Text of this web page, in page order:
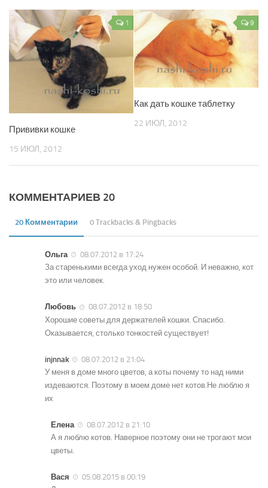
1
Прививки кошке
15 ИЮЛ, 2012
9
Как дать кошке таблетку
22 ИЮЛ, 2012
КОММЕНТАРИЕВ 20
20 Комментарии 0 Trackbacks & Pingbacks
Ольга
08.07.2012 в 17:24
За старенькими всегда уход нужен особой. И неважно, кот
это или человек.
Любовь
08.07.2012 в 18:50
Хорошие советы для держателей кошки. Спасибо.
Оказывается, столько тонкостей существует!
injnnak
08.07.2012 в 21:04
У меня в доме много цветов, а коты почему то над ними
издеваются. Поэтому в моем доме нет котов.Не люблю я
их
Елена
08.07.2012 в 21:10
А я люблю котов. Наверное поэтому они не трогают мои
цветы.
Вася
05.08.2015 в 00:19